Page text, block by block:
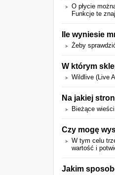
O płycie
Funkcje te
Ile wyniesie
Żeby
W którym
Wildlive (Live
Na jakiej
Bieżące
Czy mogę
W tym celu
wartość i
Jakim